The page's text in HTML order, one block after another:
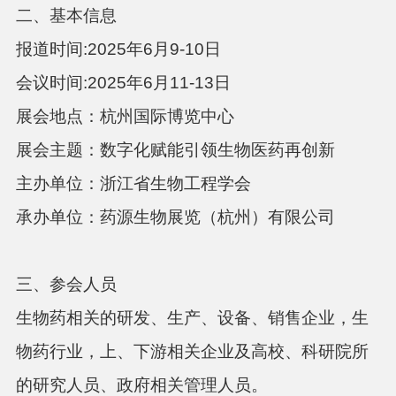
二、基本信息
报道时间:2025年6月9-10日
会议时间:2025年6月11-13日
展会地点：杭州国际博览中心
展会主题：数字化赋能引领生物医药再创新
主办单位：浙江省生物工程学会
承办单位：药源生物展览（杭州）有限公司
三、参会人员
生物药相关的研发、生产、设备、销售企业，生
物药行业，上、下游相关企业及高校、科研院所
的研究人员、政府相关管理人员。